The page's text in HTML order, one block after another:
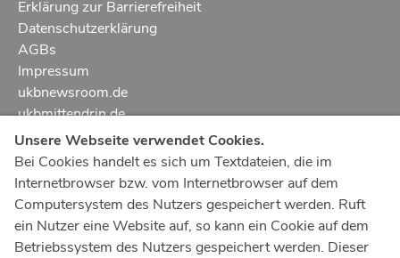
Erklärung zur Barrierefreiheit
Datenschutzerklärung
AGBs
Impressum
ukbnewsroom.de
ukbmittendrin.de
Notruf112
Ärztlicher Notdienst116 117
Giftnotrufzentrale
Tel: +49 22819240
Unsere Webseite verwendet Cookies.
Bei Cookies handelt es sich um Textdateien, die im
Internetbrowser bzw. vom Internetbrowser auf dem
Computersystem des Nutzers gespeichert werden. Ruft
ein Nutzer eine Website auf, so kann ein Cookie auf dem
Betriebssystem des Nutzers gespeichert werden. Dieser